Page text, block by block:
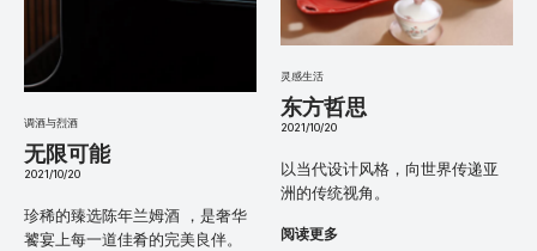
调酒与烈酒
无限可能
2021/10/20
珍稀的臻选陈年兰姆酒 ，是奢华
饕宴上每一道佳肴的完美良伴。
灵感生活
东方哲思
2021/10/20
以当代设计风格，向世界传递亚
洲的传统视角。
阅读更多